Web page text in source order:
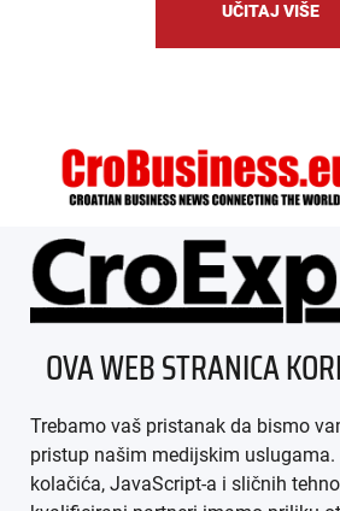
UČITAJ VIŠE
ÜBER UNS
IMPRESSUM
AGB
OVA WEB STRANICA
Trebamo vaš pristanak da bismo
pristup našim medijskim uslugama.
kolačića, JavaScript-a i sličnih